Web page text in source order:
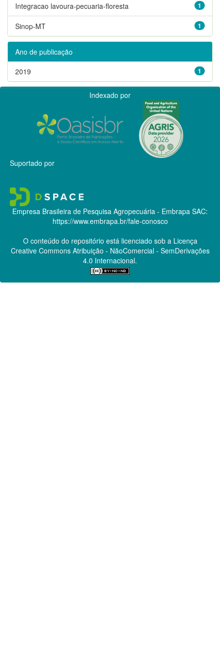
1
Integracao lavoura-pecuaria-floresta
1
Sinop-MT
Ano de publicação
1
2019
Indexado por
Suportado por
Empresa Brasileira de Pesquisa Agropecuária - Embrapa SAC:
https://www.embrapa.br/fale-conosco
O conteúdo do repositório está licenciado sob a Licença
Creative CommonsAtribuição - NãoComercial - SemDerivações
4.0 Internacional.